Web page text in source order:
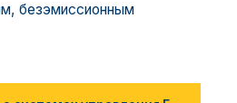
безэмиссионным